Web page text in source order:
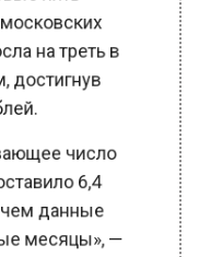
на треть в
достигнув
число
6,4
чем данные
месяцы», —